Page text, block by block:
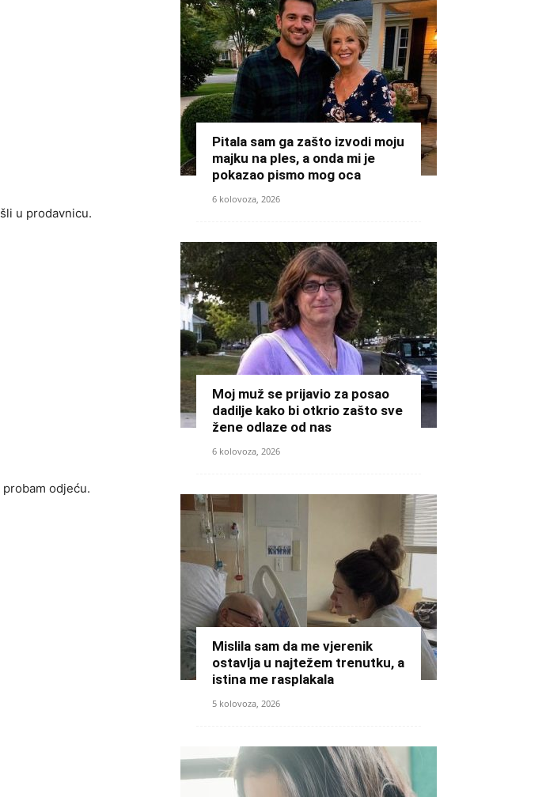
u prodavnicu.
odjeću.
Pitala sam ga zašto izvodi moju
majku na ples, a onda mi je
pokazao pismo mog oca
6 kolovoza, 2026
Moj muž se prijavio za posao
dadilje kako bi otkrio zašto sve
žene odlaze od nas
6 kolovoza, 2026
Mislila sam da me vjerenik
ostavlja u najtežem trenutku, a
istina me rasplakala
5 kolovoza, 2026